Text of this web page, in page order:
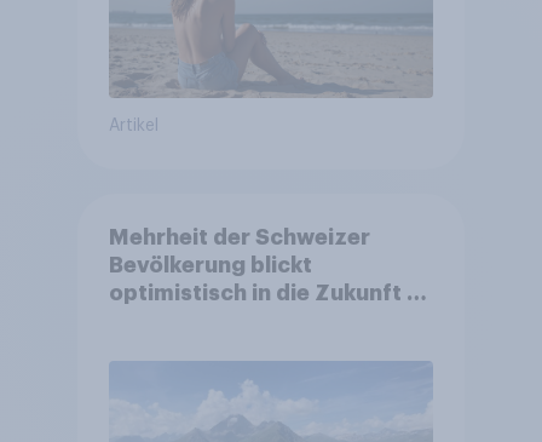
Artikel
Mehrheit der Schweizer
Bevölkerung blickt
optimistisch in die Zukunft –
Altersvorsorge